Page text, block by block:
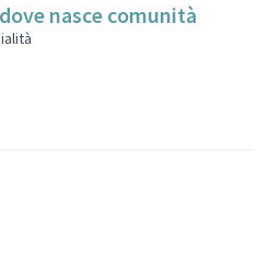
nasce comunità